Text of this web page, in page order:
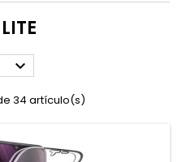

34 artículo(s)